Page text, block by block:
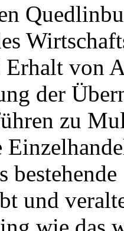
Erhalt von
der
zu
und